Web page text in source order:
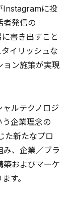
Instagramに投
者発信の
書き出すこと
イリッシュな
ョン施策が実現
ルテクノロジ
企業理念の
た新たなプロ
み、企業／ブラ
築およびマーケ
す。